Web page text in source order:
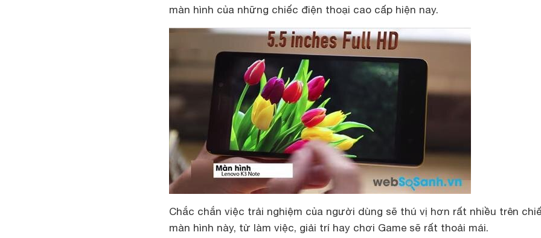
màn hình của những chiếc điện thoại cao cấp hiện nay.
Chắc chắn việc trải nghiệm của người dùng sẽ thú vị hơn rất nhiều trên
màn hình này, từ làm việc, giải trí hay chơi Game sẽ rất thoải mái.